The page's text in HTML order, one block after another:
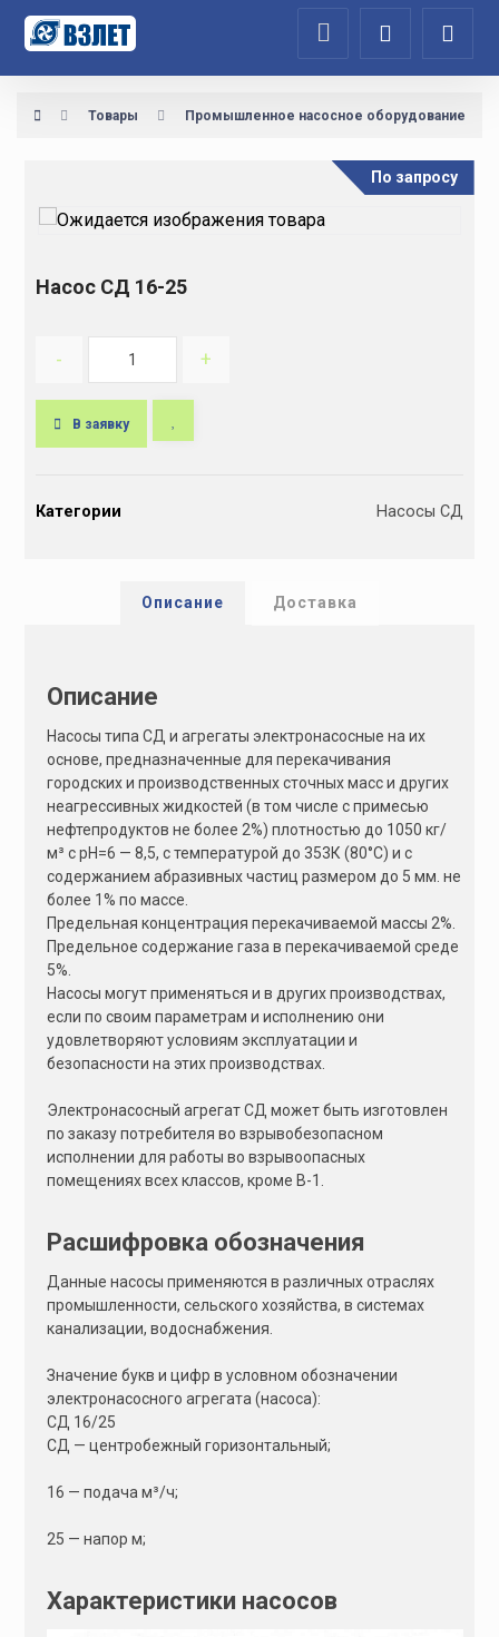
Товары Промышленное насосное оборудование
Насос СД 16-25
По запросу
- +
В заявку
tКатегории Насосы СД
Описание Доставка
Описание
Насосы типа СД и агрегаты электронасосные на их
основе, предназначенные для перекачивания
городских и производственных сточных масс и других
неагрессивных жидкостей (в том числе с примесью
нефтепродуктов не более 2%) плотностью до 1050 кг/
м³ с рН=6 — 8,5, с температурой до 353К (80°С) и с
содержанием абразивных частиц размером до 5 мм. не
более 1% по массе.
Предельная концентрация перекачиваемой массы 2%.
Предельное содержание газа в перекачиваемой среде
5%.
Насосы могут применяться и в других производствах,
если по своим параметрам и исполнению они
удовлетворяют условиям эксплуатации и
безопасности на этих производствах.
Электронасосный агрегат СД может быть изготовлен
по заказу потребителя во взрывобезопасном
исполнении для работы во взрывоопасных
помещениях всех классов, кроме В-1.
Расшифровка обозначения
Данные насосы применяются в различных отраслях
промышленности, сельского хозяйства, в системах
канализации, водоснабжения.
Значение букв и цифр в условном обозначении
электронасосного агрегата (насоса):
СД 16/25
СД — центробежный горизонтальный;
16 — подача м³/ч;
25 — напор м;
Характеристики насосов